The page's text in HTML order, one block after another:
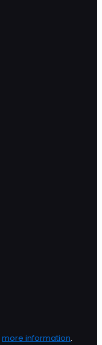
more information.